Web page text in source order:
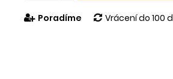
Poradíme Vrácení do 100